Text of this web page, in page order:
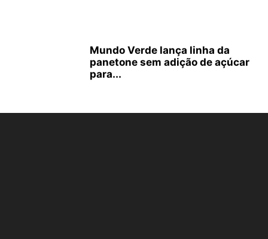
Mundo Verde lança linha da
panetone sem adição de açúcar
para...